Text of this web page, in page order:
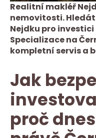
Realitní makléř
nemovitosti.
Nejdku pro
Specializace na
kompletní servis a
Jak
proč